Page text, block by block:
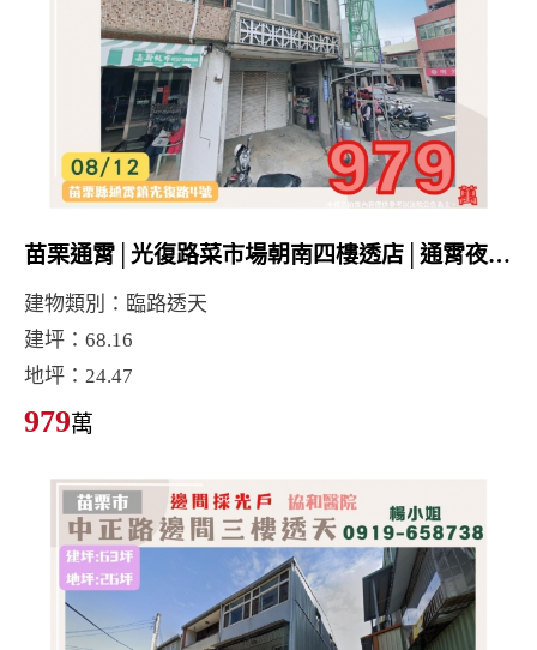
苗栗通霄│光復路菜市場朝南四樓透店│通霄夜市│通霄國小
建物類別：臨路透天
建坪：68.16
地坪：24.47
979萬